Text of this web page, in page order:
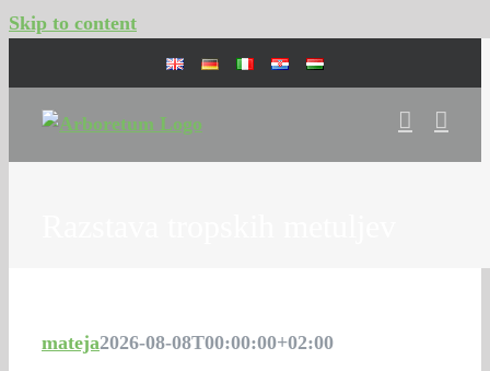
Skip to content
mateja2026-08-08T00:00:00+02:00